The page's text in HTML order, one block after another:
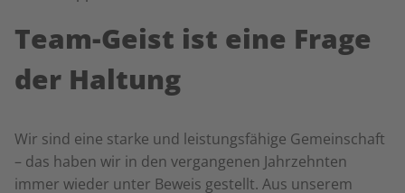
Team-Geist ist eine Frage
der Haltung
Wir sind eine starke und leistungsfähige Gemeinschaft
– das haben wir in den vergangenen Jahrzehnten
immer wieder unter Beweis gestellt. Aus unserem